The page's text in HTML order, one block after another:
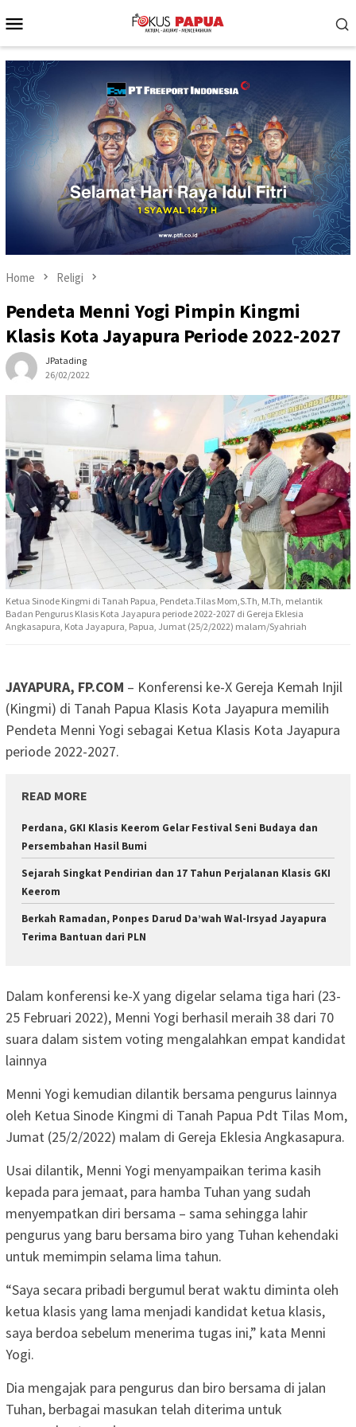
to
Menu
Home Religi
Pendeta Menni Yogi Pimpin Kingmi
Klasis Kota Jayapura Periode 2022-2027
JPatading
26/02/2022
Ketua Sinode Kingmi di Tanah Papua, Pendeta.Tilas Mom,S.Th, M.Th, melantik
Badan Pengurus Klasis Kota Jayapura periode 2022-2027 di Gereja Eklesia
Angkasapura, Kota Jayapura, Papua, Jumat (25/2/2022) malam/Syahriah
JAYAPURA, FP.COM – Konferensi ke-X Gereja Kemah Injil
(Kingmi) di Tanah Papua Klasis Kota Jayapura memilih
Pendeta Menni Yogi sebagai Ketua Klasis Kota Jayapura
periode 2022-2027.
READ MORE
Perdana, GKI Klasis Keerom Gelar Festival Seni Budaya dan
Persembahan Hasil Bumi
Sejarah Singkat Pendirian dan 17 Tahun Perjalanan Klasis GKI
Keerom
Berkah Ramadan, Ponpes Darud Da’wah Wal-Irsyad Jayapura
Terima Bantuan dari PLN
Dalam konferensi ke-X yang digelar selama tiga hari (23-
25 Februari 2022), Menni Yogi berhasil meraih 38 dari 70
suara dalam sistem voting mengalahkan empat kandidat
lainnya
Menni Yogi kemudian dilantik bersama pengurus lainnya
oleh Ketua Sinode Kingmi di Tanah Papua Pdt Tilas Mom,
Jumat (25/2/2022) malam di Gereja Eklesia Angkasapura.
Usai dilantik, Menni Yogi menyampaikan terima kasih
kepada para jemaat, para hamba Tuhan yang sudah
menyempatkan diri bersama – sama sehingga lahir
pengurus yang baru bersama biro yang Tuhan kehendaki
untuk memimpin selama lima tahun.
“Saya secara pribadi bergumul berat waktu diminta oleh
ketua klasis yang lama menjadi kandidat ketua klasis,
saya berdoa sebelum menerima tugas ini,” kata Menni
Yogi.
Dia mengajak para pengurus dan biro bersama di jalan
Tuhan, berbagai masukan telah diterima untuk